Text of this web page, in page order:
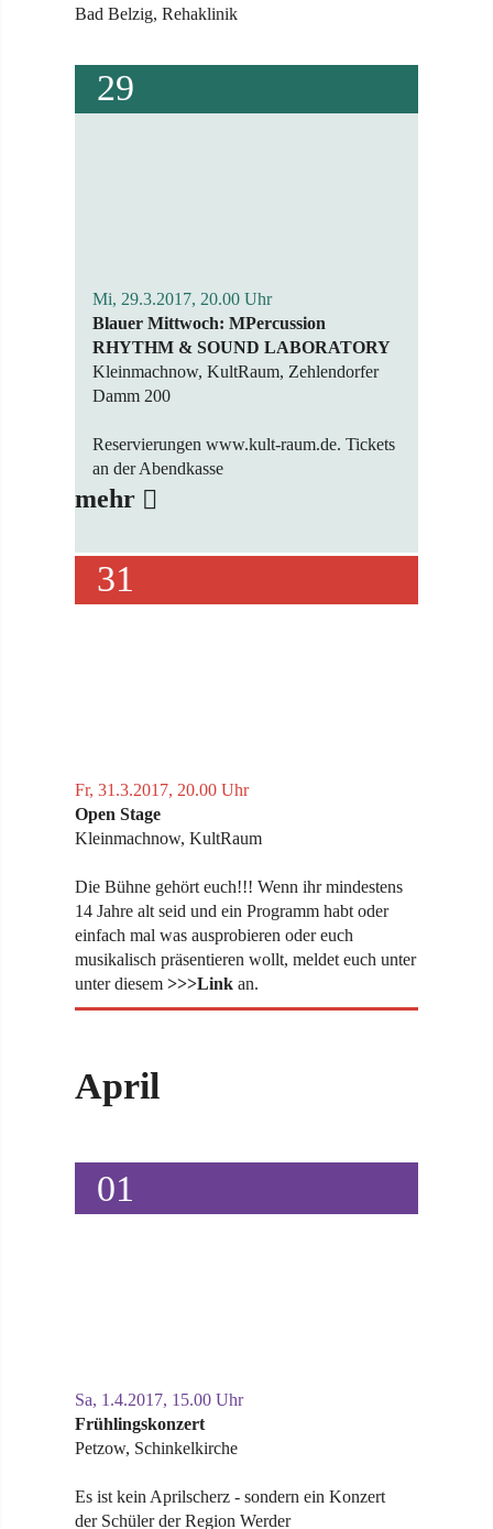
Bad Belzig, Rehaklinik
29
Mi, 29.3.2017, 20.00 Uhr
Blauer Mittwoch: MPercussion
RHYTHM & SOUND LABORATORY
Kleinmachnow, KultRaum, Zehlendorfer
Damm 200
Reservierungen www.kult-raum.de. Tickets
an der Abendkasse
mehr
31
Fr, 31.3.2017, 20.00 Uhr
Open Stage
Kleinmachnow, KultRaum
Die Bühne gehört euch!!! Wenn ihr mindestens
14 Jahre alt seid und ein Programm habt oder
einfach mal was ausprobieren oder euch
musikalisch präsentieren wollt, meldet euch unter
unter diesem >>>Link an.
April
01
Sa, 1.4.2017, 15.00 Uhr
Frühlingskonzert
Petzow, Schinkelkirche
Es ist kein Aprilscherz - sondern ein Konzert
der Schüler der Region Werder